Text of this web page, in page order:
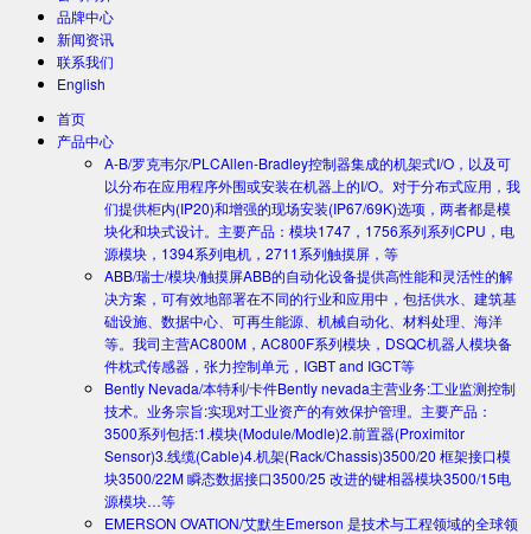
品牌中心
新闻资讯
联系我们
English
首页
产品中心
A-B/罗克韦尔/PLCAllen-Bradley控制器集成的机架式I/O，以及可
以分布在应用程序外围或安装在机器上的I/O。对于分布式应用，我
们提供柜内(IP20)和增强的现场安装(IP67/69K)选项，两者都是模
块化和块式设计。主要产品：模块1747，1756系列系列CPU，电
源模块，1394系列电机，2711系列触摸屏，等
ABB/瑞士/模块/触摸屏ABB的自动化设备提供高性能和灵活性的解
决方案，可有效地部署在不同的行业和应用中，包括供水、建筑基
础设施、数据中心、可再生能源、机械自动化、材料处理、海洋
等。我司主营AC800M，AC800F系列模块，DSQC机器人模块备
件枕式传感器，张力控制单元，IGBT and IGCT等
Bently Nevada/本特利/卡件Bently nevada主营业务:工业监测控制
技术。业务宗旨:实现对工业资产的有效保护管理。主要产品：
3500系列包括:1.模块(Module/Modle)2.前置器(Proximitor
Sensor)3.线缆(Cable)4.机架(Rack/Chassis)3500/20 框架接口模
块3500/22M 瞬态数据接口3500/25 改进的键相器模块3500/15电
源模块…等
EMERSON OVATION/艾默生Emerson 是技术与工程领域的全球领